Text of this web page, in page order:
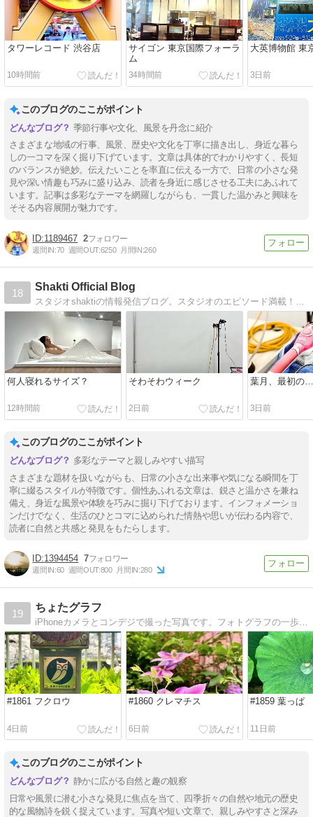
タワーレコード 渋谷店
10時間前
サイゴン 東京国際フォーラ
ム
34時間前
大英博物館 東
3日前
このブログのここがポイント
季節行事や文化、風景を丹念に紹介
さまざまな地域の行事、風景、歴史や文化を丁寧に描き出し、身近な暮ら
しの一コマを深く掘り下げています。文章は具体的でわかりやすく、長短
のバランスが絶妙。伝えたいことを率直に伝える一方で、日常の小さな発
見や深い情趣も巧みに盛り込み、読者を身近に感じさせる工夫にあふれて
います。記事は多彩なテーマを網羅しながらも、一貫した温かみと興味を
そそる内容展開が魅力です。
1189467 2
週間IN:70 週間OUT:6250 月間IN:260
18
Shakti Official Blog
何人寝れるサイズ？
12時間前
そわそわウィーク
2日前
葉月、最初の…
3日前
このブログのここがポイント
多彩なテーマと親しみやすい描写
さまざまな題材を扱いながらも、日常の小さな出来事や気になる瞬間を丁
寧に綴るスタイルが特徴です。個性あふれる文章は、鋭さと温かさを兼ね
備え、身近な風景や体験を巧みに掘り下げております。インフォメーショ
ンだけでなく、生活のひとコマに込められた情熱や思いが伝わる内容で、
読者に自然と共感と発見をもたらします。
1394454 7
週間IN:60 週間OUT:800 月間IN:280
19
ちょたグラフ
#1861 フクロウ
4日前
#1860 クレマチス
6日前
#1859 葉っぱ
11日前
このブログのここがポイント
静かに広がる自然と趣の観察
日常や風景に潜む小さな発見に焦点を当て、四季折々の自然や地元の歴史
的な風物詩を鋭く捉えています。写真や短い文章で、親しみやすさと深み